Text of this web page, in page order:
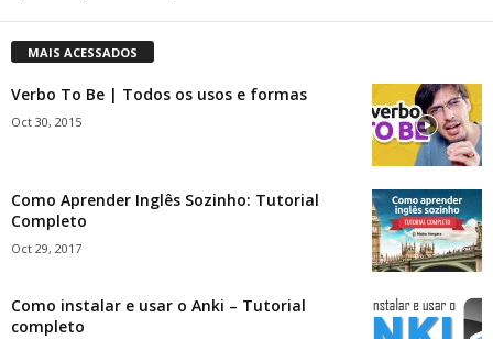
MAIS ACESSADOS
Verbo To Be | Todos os usos e formas
Oct 30, 2015
Como Aprender Inglês Sozinho: Tutorial
Completo
Oct 29, 2017
Como instalar e usar o Anki – Tutorial
completo